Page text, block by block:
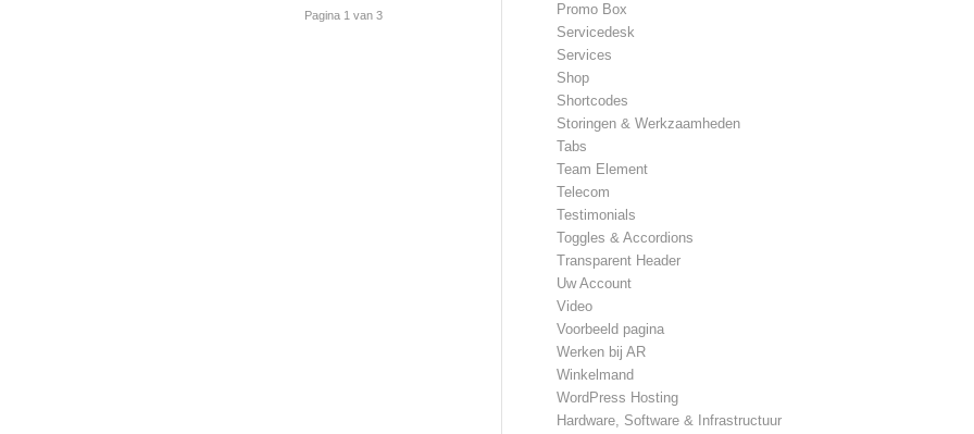
Pagina 1 van 3
Promo Box
Servicedesk
Services
Shop
Shortcodes
Storingen & Werkzaamheden
Tabs
Team Element
Telecom
Testimonials
Toggles & Accordions
Transparent Header
Uw Account
Video
Voorbeeld pagina
Werken bij AR
Winkelmand
WordPress Hosting
Hardware, Software & Infrastructuur